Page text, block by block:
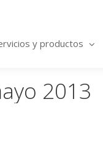
y productos
2013